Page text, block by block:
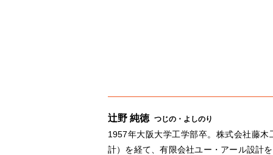
辻野 純徳 つじの・よしのり
1957年大阪大学工学部卒。株式会社藤
計）を経て、有限会社ユー・アール設計